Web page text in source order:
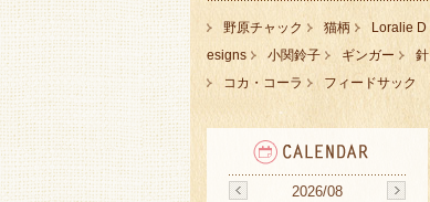
野原チャック 猫柄
Loralie D
esigns
小関鈴子 ギンガー
針
コカ・コーラ
フィードサック
2026/08